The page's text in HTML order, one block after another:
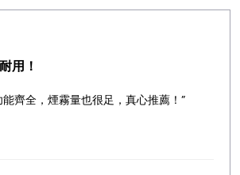
用！
齊全，煙霧量也很足，真心推薦！”